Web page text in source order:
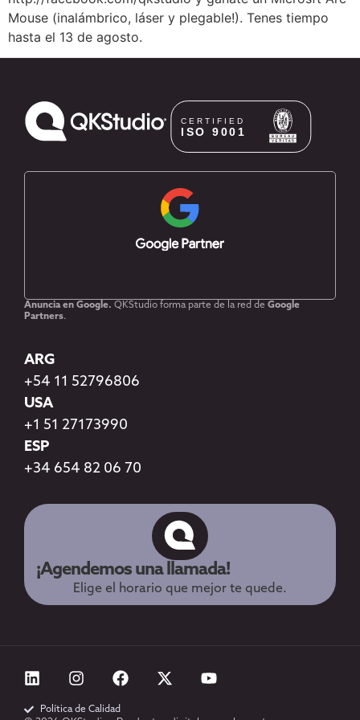
Mouse (inalámbrico, láser y plegable!). Tenes tiempo
hasta el 13 de agosto.
Anuncia en Google. QKStudio forma parte de la red de Google
Partners.
ARG
+54 11 52796806
USA
+1 51 27173990
ESP
+34 654 82 06 70
¡Agendemos una llamada!
Elige el horario que mejor te quede.
Política de Calidad